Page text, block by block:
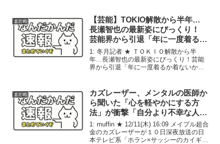
コメン...
まとめ
【芸能】TOKIO解散から半年…
長瀬智也の最新姿にびっくり！
芸能界から引退「年に一度着るか
着ないかのスーツ」
1: 冬月記者 ★ ＴＯＫＩＯ解散から半
年…長瀬智也の最新姿にびっくり！芸能
界から引退「年に一度着るか着ないかの
近影をアップした。 長瀬は２０２１年
３月末でＴＯＫＩＯ...
まとめ
カズレーザー、メンタルの医師か
ら聞いた「心を軽やかにする方
法」が衝撃「自分より不幸な人を
見る」に指原莉乃「ええ～！」
1: muffin ★ 12/11(木) 16:09 メイプル超合
金のカズレーザーが１０日深夜放送の日
本テレビ系「ホラン×サッシーのカイギカ